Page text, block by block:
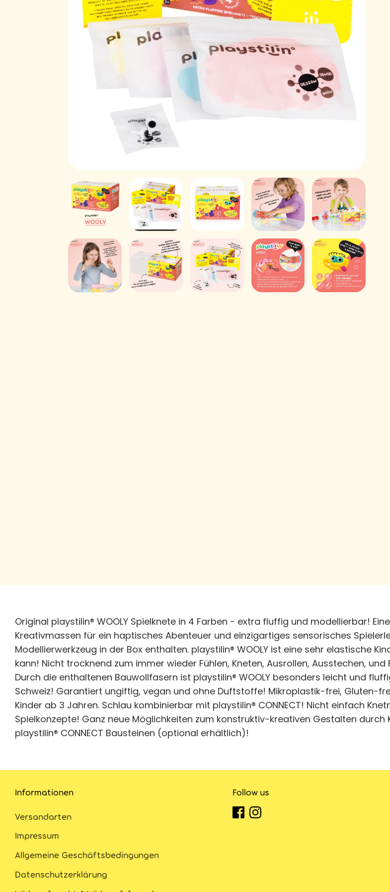
Original playstilin® WOOLY Spielknete in 4 Farben - extra fluffig und modellierbar!
Kreativmassen für ein haptisches Abenteuer und einzigartiges sensorisches
Modellierwerkzeug in der Box enthalten. playstilin® WOOLY ist eine sehr elastische
kann! Nicht trocknend zum immer wieder Fühlen, Kneten, Ausrollen, Ausstechen,
Durch die enthaltenen Bauwollfasern ist playstilin® WOOLY besonders leicht und
Schweiz! Garantiert ungiftig, vegan und ohne Duftstoffe! Mikroplastik-frei, Gluten-
Kinder ab 3 Jahren. Schlau kombinierbar mit playstilin® CONNECT! Nicht einfach
Spielkonzepte! Ganz neue Möglichkeiten zum konstruktiv-kreativen Gestalten
playstilin® CONNECT Bausteinen (optional erhältlich)!
Informationen
Versandarten
Impressum
Allgemeine Geschäftsbedingungen
Datenschutzerklärung
Follow us